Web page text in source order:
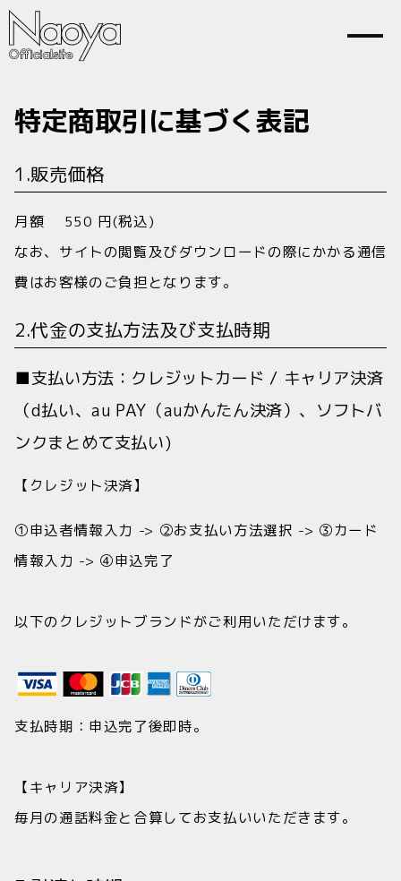
Home
News
Profile
Join
特定商取引に基づく表記
1.販売価格
月額 550 円(税込)
なお、サイトの閲覧及びダウンロードの際にかかる通信
費はお客様のご負担となります。
2.代金の支払方法及び支払時期
■支払い方法：クレジットカード / キャリア決済
（d払い、au PAY（auかんたん決済）、ソフトバ
ンクまとめて支払い)
【クレジット決済】
①申込者情報入力 -> ②お支払い方法選択 -> ③カード
情報入力 -> ④申込完了
以下のクレジットブランドがご利用いただけます。
支払時期：申込完了後即時。
【キャリア決済】
毎月の通話料金と合算してお支払いいただきます。